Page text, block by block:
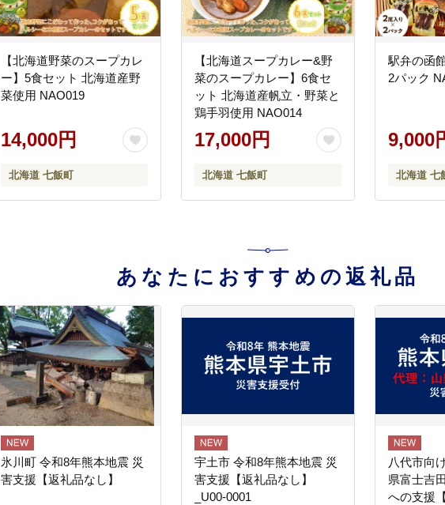
【北海道野菜のスープカレ
ー】5食セット 北海道産野
菜使用 NAO019
14,000円
北海道 七飯町
【北海道スープカレー&野
菜のスープカレー】6食セ
ット 北海道産帆立・野菜と
鶏手羽使用 NAO014
17,000円
北海道 七飯町
駅弁の函
2パック
9,000
北海道 七
あなたにおすすめの返礼品
氷川町 令和8年熊本地震 災
害支援【返礼品なし】
宇土市 令和8年熊本地震 災
害支援【返礼品なし】
_U00-0001
八代市向
県富士吉
への支援